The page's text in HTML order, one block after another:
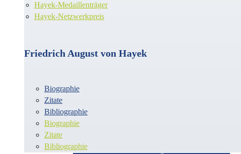
Hayek-Medaillenträger
Hayek-Netzwerkpreis
Friedrich August von Hayek
Biographie
Zitate
Bibliographie
Biographie
Zitate
Bibliographie